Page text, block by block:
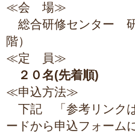
≪会 場≫
総合研修センター
階）
≪定 員≫
２０名(先着順)
≪申込方法≫
下記 「参考リンク
ードから申込フォーム